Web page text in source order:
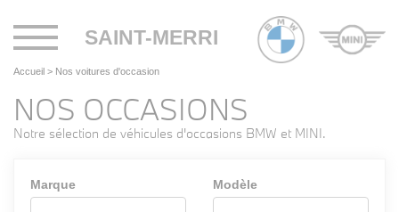
SAINT-MERRI
Toggle
navigation
Accueil > Nos voitures d'occasion
NOS OCCASIONS
Notre sélection de véhicules d'occasions BMW et MINI.
Marque Modèle